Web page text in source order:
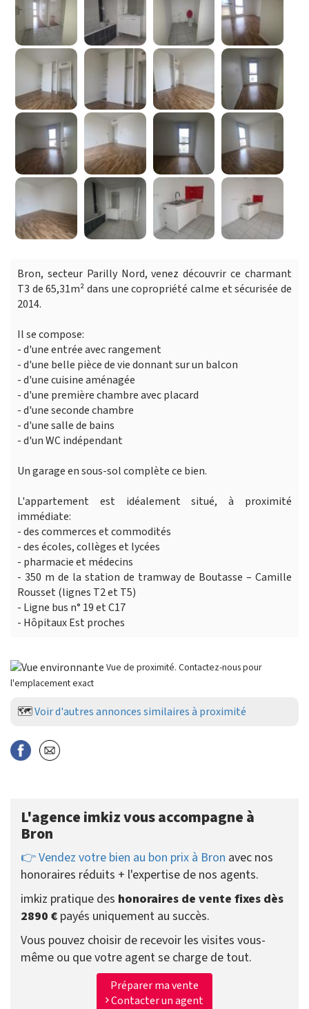
Bron, secteur Parilly Nord, venez découvrir ce charmant
T3 de 65,31m² dans une copropriété calme et sécurisée de
2014.
Il se compose:
- d'une entrée avec rangement
- d'une belle pièce de vie donnant sur un balcon
- d'une cuisine aménagée
- d'une première chambre avec placard
- d'une seconde chambre
- d'une salle de bains
- d'un WC indépendant
Un garage en sous-sol complète ce bien.
L'appartement est idéalement situé, à proximité
immédiate:
- des commerces et commodités
- des écoles, collèges et lycées
- pharmacie et médecins
- 350 m de la station de tramway de Boutasse – Camille
Rousset (lignes T2 et T5)
- Ligne bus n° 19 et C17
- Hôpitaux Est proches
Vue de proximité. Contactez-nous pour
l'emplacement exact
🗺️Voir d'autres annonces similaires à proximité
L'agence imkiz vous accompagne à
Bron
👉 Vendez votre bien au bon prix à Bron avec nos
honoraires réduits + l'expertise de nos agents.
imkiz pratique des honoraires de vente fixes dès
2890 € payés uniquement au succès.
Vous pouvez choisir de recevoir les visites vous-
même ou que votre agent se charge de tout.
Préparer ma vente
Contacter un agent